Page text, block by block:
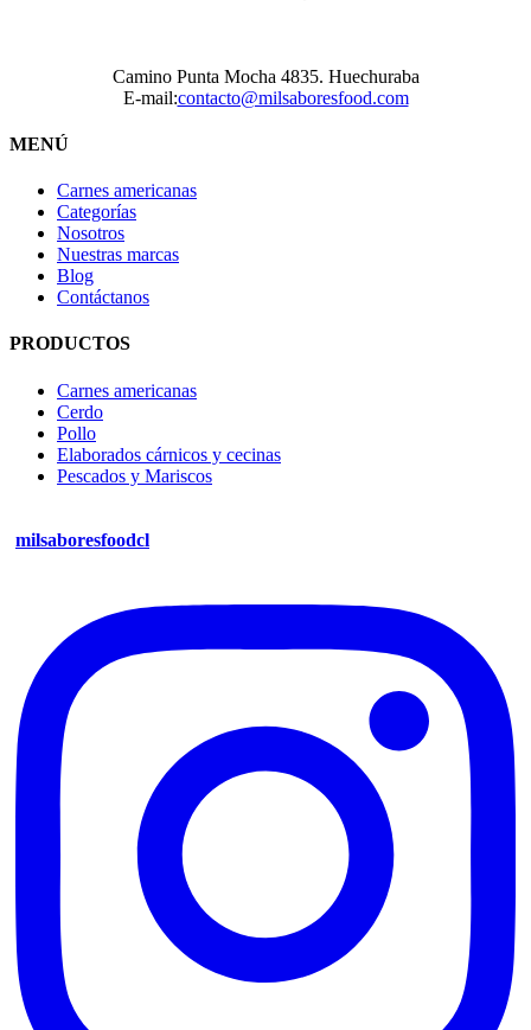
Camino Punta Mocha 4835. Huechuraba
E-mail:contacto@milsaboresfood.com
MENÚ
Carnes americanas
Categorías
Nosotros
Nuestras marcas
Blog
Contáctanos
PRODUCTOS
Carnes americanas
Cerdo
Pollo
Elaborados cárnicos y cecinas
Pescados y Mariscos
milsaboresfoodcl